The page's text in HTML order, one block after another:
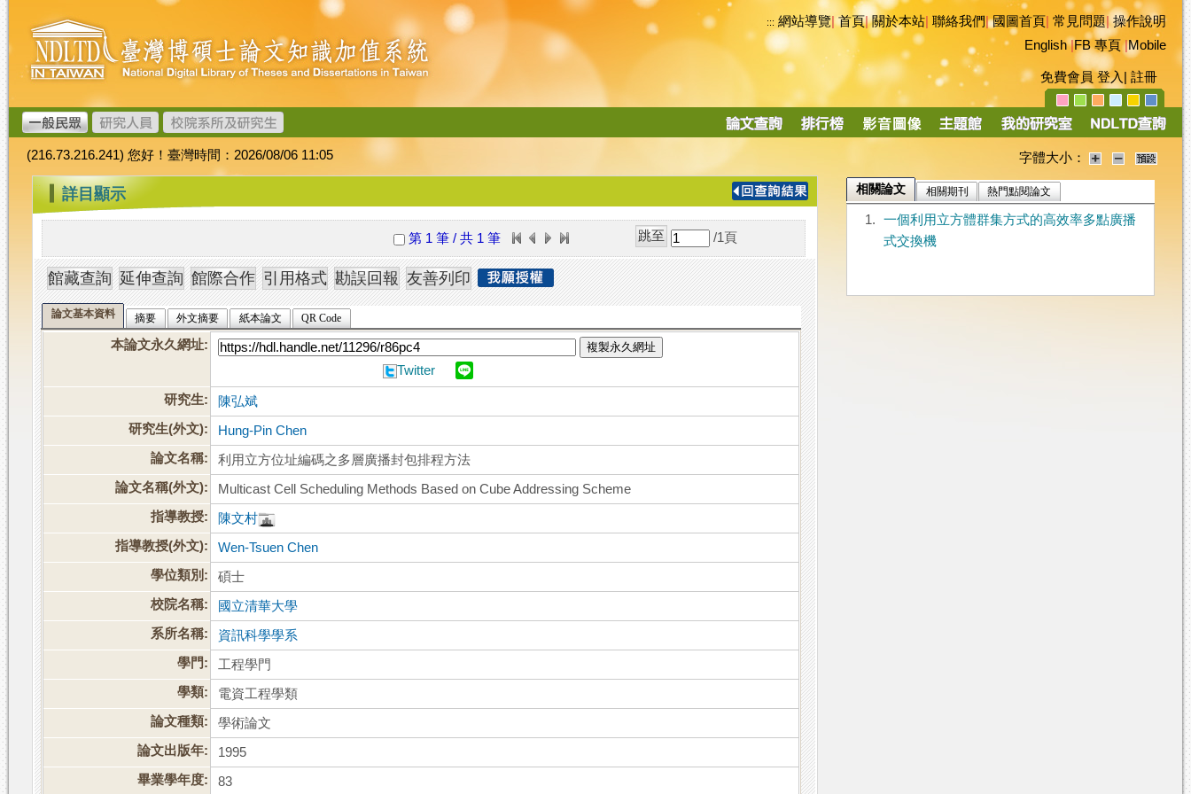
跳
到
主
要
內
容
臺
灣
博
碩
士
論
文
加
值
系
統
::: 網站導覽|首頁|關於本站 聯絡我們|國圖首頁 常見問題|操作說明
English|FB 專頁|Mobile
免費會員 登入 註冊
導
(216.73.216.241) 您好！臺灣時間：2026/08/06 11:05 字體大小：
::: 詳目顯示
第 1 筆 / 共 1 筆 /1 頁
論文基本資料 摘要 外文摘要 紙本論文 QR Code
本論文永久網址: 複製永久網址
Twitter
研究生:
陳弘斌
研究生(外文):
Hung-Pin Chen
論文名稱:
利用立方位址編碼之多層廣播封包排程方法
論文名稱(外文):
Multicast Cell Scheduling Methods Based on Cube Addressing Scheme
指導教授:
陳文村
指導教授(外文):
Wen-Tsuen Chen
學位類別:
碩士
校院名稱:
國立清華大學
系所名稱:
資訊科學學系
學門:
工程學門
學類:
電資工程學類
論文種類:
學術論文
論文出版年:
1995
畢業學年度:
83
相關論文 相關期刊 熱門點閱論文
1.
一個利用立方體群集方式的高效率多點廣播
式交換機